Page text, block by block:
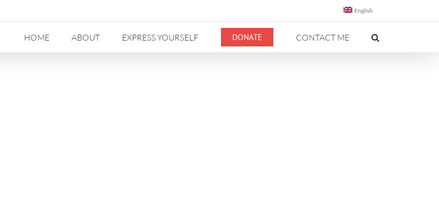
English
HOME ABOUT EXPRESS YOURSELF DONATE CONTACT ME